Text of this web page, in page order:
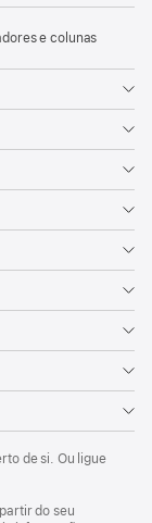
e colunas
de si. Ou ligue
do seu